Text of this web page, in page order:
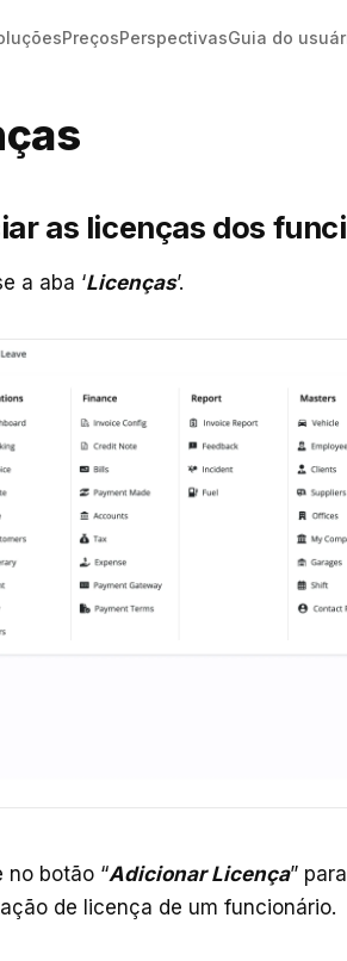
PreçosPerspectivasGuia do
as licenças dos
a aba ‘Licenças’.
no botão “Adicionar Licença”
de licença de um funcionário.